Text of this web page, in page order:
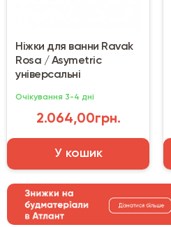
Ніжки для ванни Ravak
Rosa / Asymetric
універсальні
Очікування 3-4 дні
2.064,00грн.
У кошик